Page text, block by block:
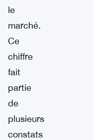
le
marché.
Ce
chiffre
fait
partie
de
plusieurs
constats